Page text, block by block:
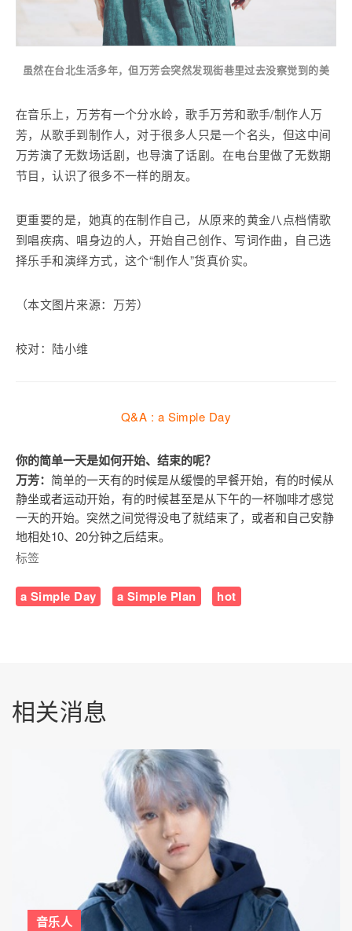
虽然在台北生活多年，但万芳会突然发现街巷里过去没察觉到的美
在音乐上，万芳有一个分水岭，歌手万芳和歌手/制作人万
芳，从歌手到制作人，对于很多人只是一个名头，但这中间
万芳演了无数场话剧，也导演了话剧。在电台里做了无数期
节目，认识了很多不一样的朋友。
更重要的是，她真的在制作自己，从原来的黄金八点档情歌
到唱疾病、唱身边的人，开始自己创作、写词作曲，自己选
择乐手和演绎方式，这个“制作人”货真价实。
（本文图片来源：万芳）
校对：陆小维
Q&A : a Simple Day
你的简单一天是如何开始、结束的呢？
万芳： 简单的一天有的时候是从缓慢的早餐开始，有的时候从
静坐或者运动开始，有的时候甚至是从下午的一杯咖啡才感觉
一天的开始。突然之间觉得没电了就结束了，或者和自己安静
地相处10、20分钟之后结束。
标签
a Simple Day a Simple Plan hot
相关消息
音乐人